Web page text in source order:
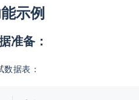
示例
准备：
数据表：